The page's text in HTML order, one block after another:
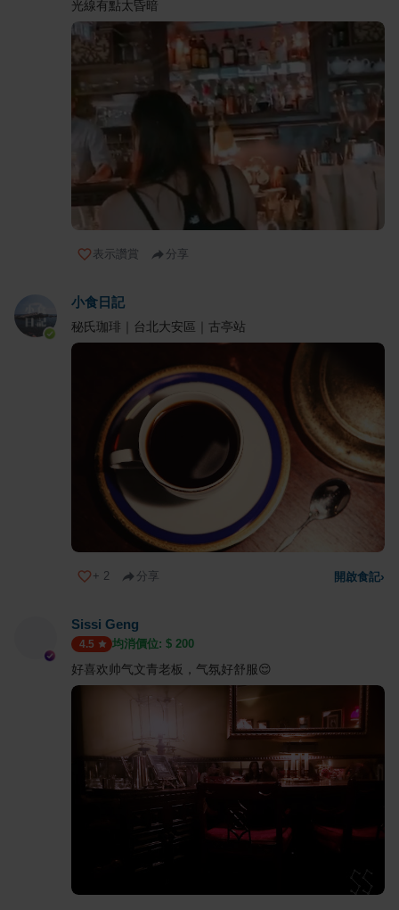
光線有點太昏暗
表示讚賞 分享
小食日記
秘氏珈琲｜台北大安區｜古亭站
+ 2 分享 開啟食記›
Sissi Geng
4.5 均消價位: $ 200
好喜欢帅气文青老板，气氛好舒服😌